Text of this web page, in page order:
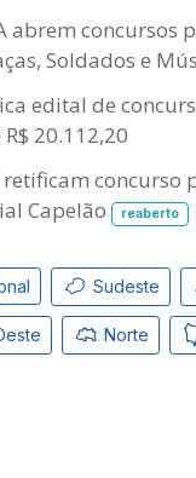
abrem concursos
Soldados e
edital de
20.112,20
retificam concurso
Capelão
reaberto
Sudeste
Norte